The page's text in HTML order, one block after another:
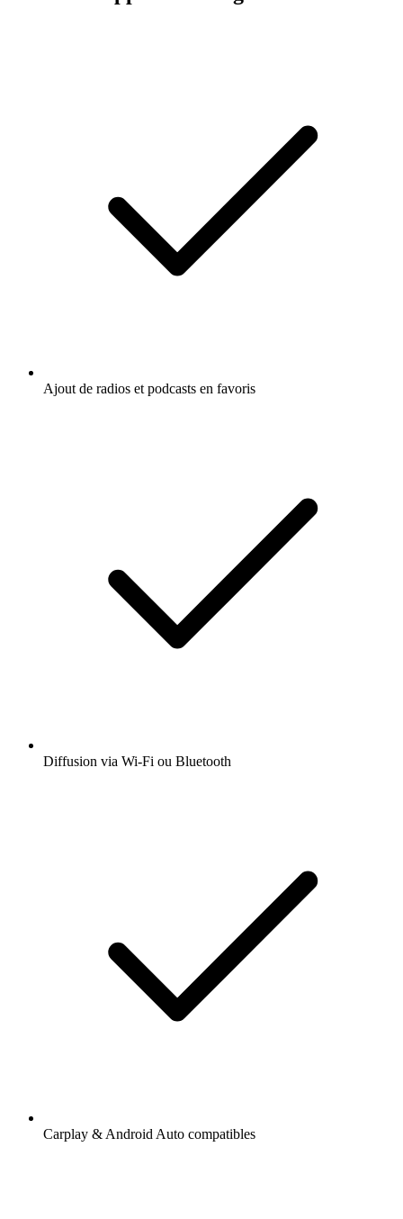
Ajout de radios et podcasts en favoris
Diffusion via Wi-Fi ou Bluetooth
Carplay & Android Auto compatibles